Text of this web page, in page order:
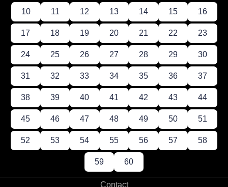
10 11 12 13 14 15 16
17 18 19 20 21 22 23
24 25 26 27 28 29 30
31 32 33 34 35 36 37
38 39 40 41 42 43 44
45 46 47 48 49 50 51
52 53 54 55 56 57 58
59 60
Contact